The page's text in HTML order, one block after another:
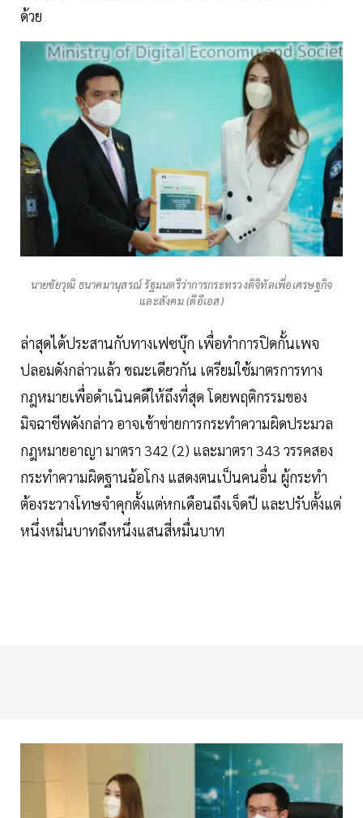
ด้วย
นายชัยวุฒิ ธนาคมานุสรณ์ รัฐมนตรีว่าการกระทรวงดิจิทัลเพื่อเศรษฐกิจ
และสังคม (ดีอีเอส)
ล่าสุดได้ประสานกับทางเฟซบุ๊ก เพื่อทำการปิดกั้นเพจ
ปลอมดังกล่าวแล้ว ขณะเดียวกัน เตรียมใช้มาตรการทาง
กฎหมายเพื่อดำเนินคดีให้ถึงที่สุด โดยพฤติกรรมของ
มิจฉาชีพดังกล่าว อาจเข้าข่ายการกระทำความผิดประมวล
กฎหมายอาญา มาตรา 342 (2) และมาตรา 343 วรรคสอง
กระทำความผิดฐานฉ้อโกง แสดงตนเป็นคนอื่น ผู้กระทำ
ต้องระวางโทษจำคุกตั้งแต่หกเดือนถึงเจ็ดปี และปรับตั้งแต่
หนึ่งหมื่นบาทถึงหนึ่งแสนสี่หมื่นบาท